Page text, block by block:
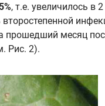
, т.е. увеличилось в
прошедший месяц
Рис. 2).